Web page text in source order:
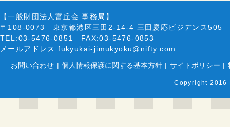
【一般財団法人富丘会 事務局】
〒108-0073 東京都港区三田2-14-4 三田慶応ビジデンス505
TEL:03-5476-0851 FAX:03-5476-0853
メールアドレス:fukyukai-jimukyoku@nifty.com
お問い合わせ | 個人情報保護に関する基本方針 | サイトポリシー |
Copyright 2016